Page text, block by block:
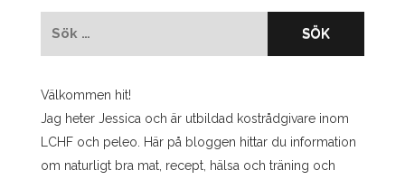
Välkommen hit!
Jag heter Jessica och är utbildad kostrådgivare inom
LCHF och peleo. Här på bloggen hittar du information
om naturligt bra mat, recept, hälsa och träning och